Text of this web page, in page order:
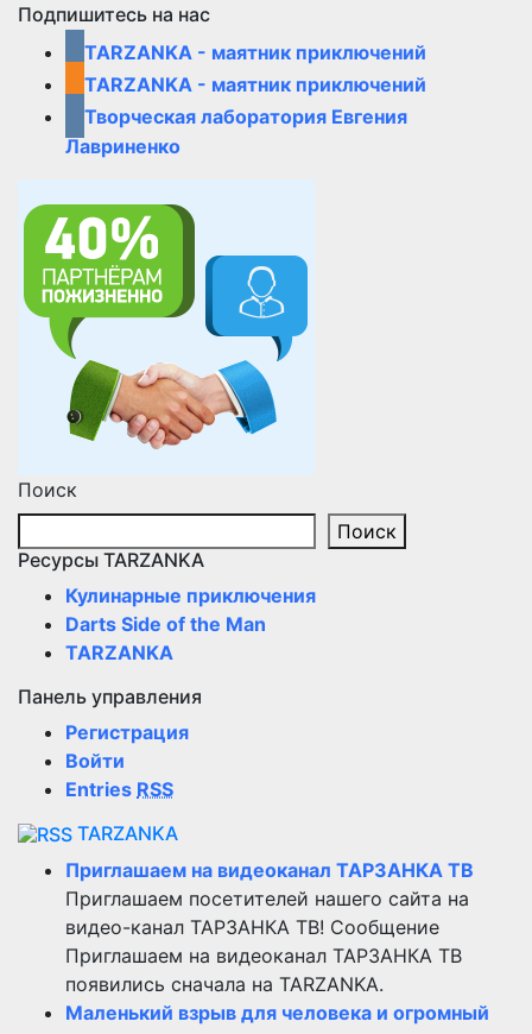
Подпишитесь на нас
TARZANKA - маятник приключений
TARZANKA - маятник приключений
Творческая лаборатория Евгения
Лавриненко
Поиск
Поиск
Ресурсы TARZANKA
Кулинарные приключения
Darts Side of the Man
TARZANKA
Панель управления
Регистрация
Войти
Entries RSS
TARZANKA
Приглашаем на видеоканал ТАРЗАНКА ТВ
Приглашаем посетителей нашего сайта на
видео-канал ТАРЗАНКА ТВ! Сообщение
Приглашаем на видеоканал ТАРЗАНКА ТВ
появились сначала на TARZANKA.
Маленький взрыв для человека и огромный